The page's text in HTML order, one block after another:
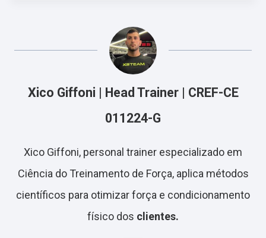
Xico Giffoni | Head Trainer | CREF-CE
011224-G
Xico Giffoni, personal trainer especializado em
Ciência do Treinamento de Força, aplica métodos
científicos para otimizar força e condicionamento
físico dos clientes.